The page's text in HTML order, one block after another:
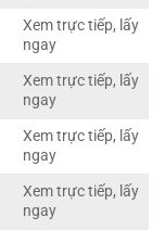
Xem trực tiếp, lấy
ngay
Xem trực tiếp, lấy
ngay
Xem trực tiếp, lấy
ngay
Xem trực tiếp, lấy
ngay